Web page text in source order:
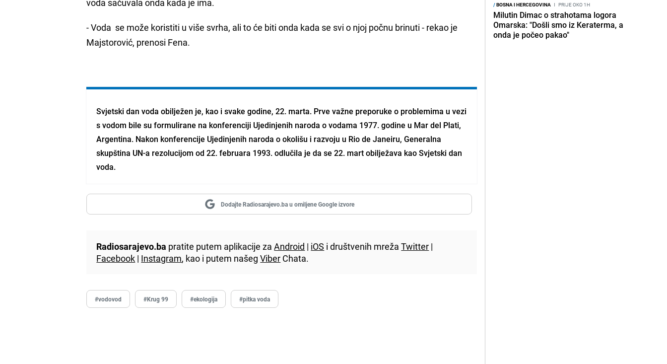
- Voda se može koristiti u više svrha, ali to će biti onda kada se svi o njoj počnu brinuti - rekao je
Majstorović, prenosi Fena.
Svjetski dan voda obilježen je, kao i svake godine, 22. marta. Prve važne preporuke o problemima u vezi
s vodom bile su formulirane na konferenciji Ujedinjenih naroda o vodama 1977. godine u Mar del Plati,
Argentina. Nakon konferencije Ujedinjenih naroda o okolišu i razvoju u Rio de Janeiru, Generalna
skupština UN-a rezolucijom od 22. februara 1993. odlučila je da se 22. mart obilježava kao Svjetski dan
voda.
Dodajte Radiosarajevo.ba u omiljene Google izvore
Radiosarajevo.ba pratite putem aplikacije zaAndroid | iOS i društvenih mrežaTwitter |
Facebook | Instagram, kao i putem našegViber Chata.
#vodovod #Krug 99 #ekologija #pitka voda
/BOSNA I HERCEGOVINA I PRIJE OKO 1H
Milutin Dimac o strahotama logora
Omarska: "Došli smo iz Keraterma, a
onda je počeo pakao"